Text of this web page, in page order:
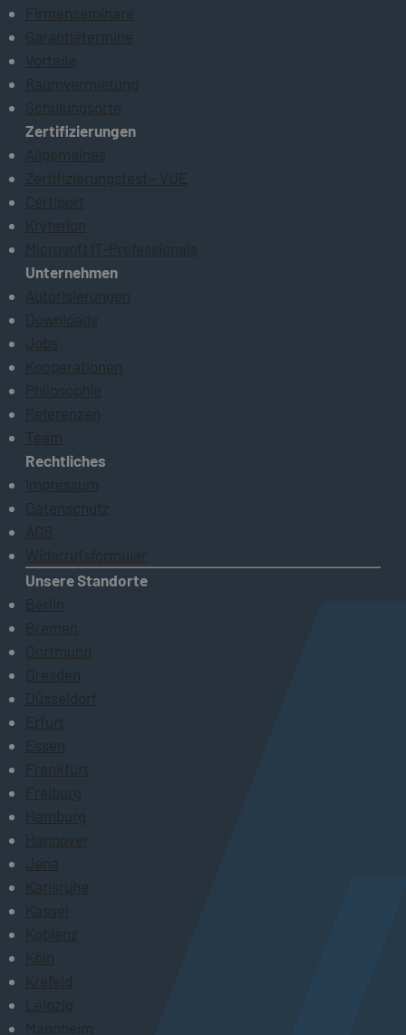
Firmenseminare
Garantietermine
Vorteile
Raumvermietung
Schulungsorte
Zertifizierungen
Allgemeines
Zertifizierungstest - VUE
Certiport
Kryterion
Microsoft IT-Professionals
Unternehmen
Autorisierungen
Downloads
Jobs
Kooperationen
Philosophie
Referenzen
Team
Rechtliches
Impressum
Datenschutz
AGB
Widerrufsformular
Unsere Standorte
Berlin
Bremen
Dortmund
Dresden
Düsseldorf
Erfurt
Essen
Frankfurt
Freiburg
Hamburg
Hannover
Jena
Karlsruhe
Kassel
Koblenz
Köln
Krefeld
Leipzig
Mannheim